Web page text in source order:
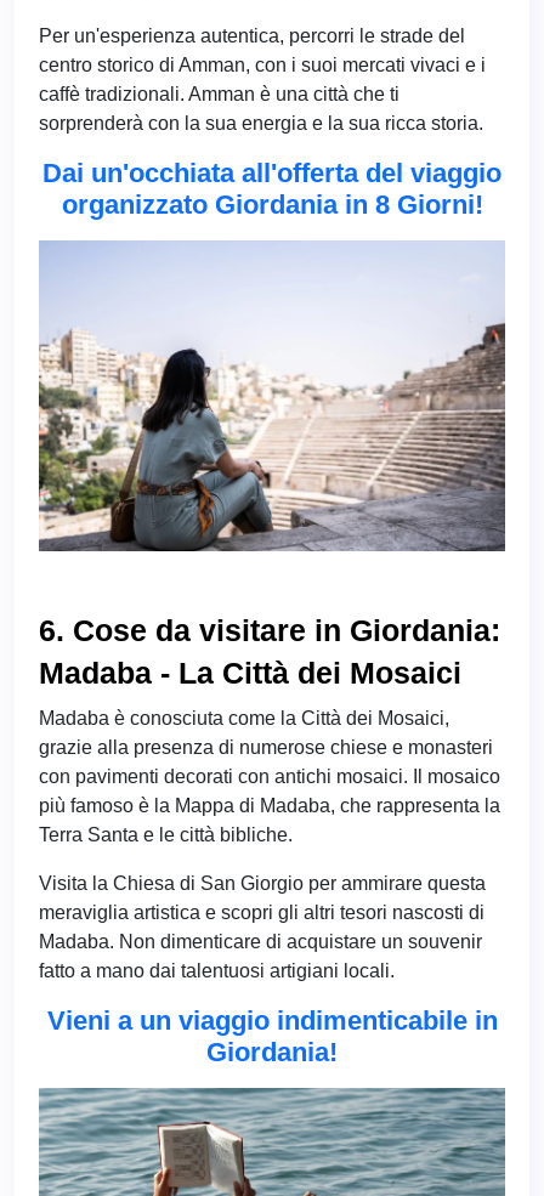
Per un'esperienza autentica, percorri le strade del
centro storico di Amman, con i suoi mercati vivaci e i
caffè tradizionali. Amman è una città che ti
sorprenderà con la sua energia e la sua ricca storia.
Dai un'occhiata all'offerta del viaggio
organizzato Giordania in 8 Giorni!
6. Cose da visitare in Giordania:
Madaba - La Città dei Mosaici
Madaba è conosciuta come la Città dei Mosaici,
grazie alla presenza di numerose chiese e monasteri
con pavimenti decorati con antichi mosaici. Il mosaico
più famoso è la Mappa di Madaba, che rappresenta la
Terra Santa e le città bibliche.
Visita la Chiesa di San Giorgio per ammirare questa
meraviglia artistica e scopri gli altri tesori nascosti di
Madaba. Non dimenticare di acquistare un souvenir
fatto a mano dai talentuosi artigiani locali.
Vieni a un viaggio indimenticabile in
Giordania!